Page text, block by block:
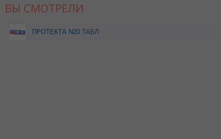
ВЫ СМОТРЕЛИ
ПРОТЕКТА N20 ТАБЛ